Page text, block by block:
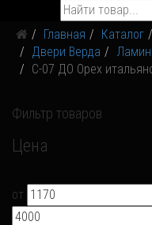
Главная Каталог
Двери Верда
С-07 ДО Орех
Фильтр товаров
Цена
от